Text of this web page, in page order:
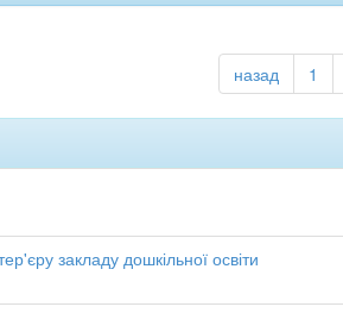
назад 1
закладу дошкільної освіти